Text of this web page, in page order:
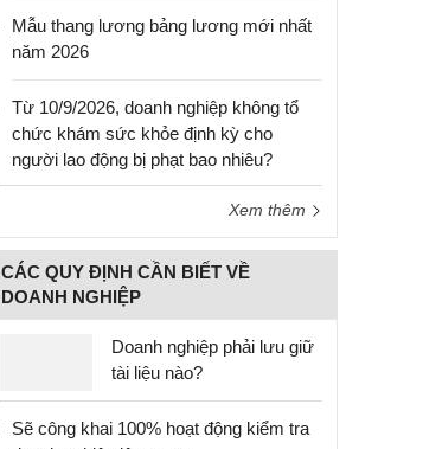
Mẫu thang lương bảng lương mới nhất
năm 2026
Từ 10/9/2026, doanh nghiệp không tổ
chức khám sức khỏe định kỳ cho
người lao động bị phạt bao nhiêu?
Xem thêm
CÁC QUY ĐỊNH CẦN BIẾT VỀ
DOANH NGHIỆP
Doanh nghiệp phải lưu giữ
tài liệu nào?
Sẽ công khai 100% hoạt động kiểm tra